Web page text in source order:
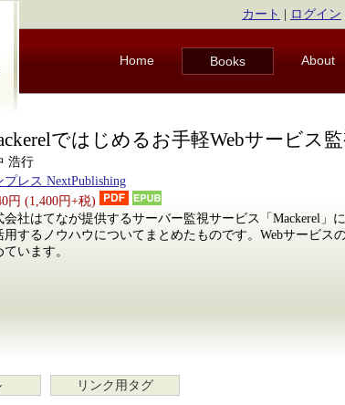
カート ログイン
Home Books About
ではじめるお手軽Webサービス
浩行
プレス NextPublishing
円 (1,400円+税)
会社はてなが提供するサーバー監視サービス「Mackerel」
用するノウハウについてまとめたものです。Webサービス
ています。
リンク用タグ